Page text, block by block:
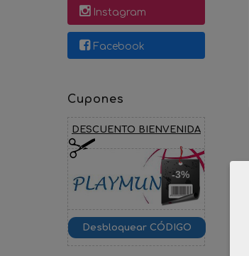
Instagram
Facebook
Cupones
DESCUENTO BIENVENIDA
-3%